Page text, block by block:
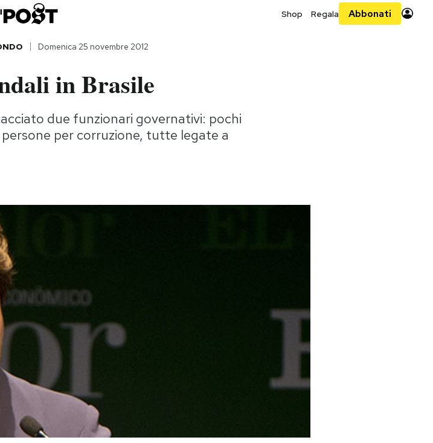
Shop Regala Abbonati
Domenica 25 novembre 2012
in Brasile
due funzionari governativi: pochi
per corruzione, tutte legate a